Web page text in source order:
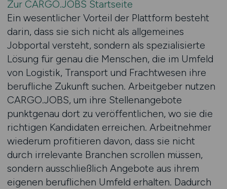
Zur CARGO.JOBS Startseite
Ein wesentlicher Vorteil der Plattform besteht
darin, dass sie sich nicht als allgemeines
Jobportal versteht, sondern als spezialisierte
Lösung für genau die Menschen, die im Umfeld
von Logistik, Transport und Frachtwesen ihre
berufliche Zukunft suchen. Arbeitgeber nutzen
CARGO.JOBS, um ihre Stellenangebote
punktgenau dort zu veröffentlichen, wo sie die
richtigen Kandidaten erreichen. Arbeitnehmer
wiederum profitieren davon, dass sie nicht
durch irrelevante Branchen scrollen müssen,
sondern ausschließlich Angebote aus ihrem
eigenen beruflichen Umfeld erhalten. Dadurch